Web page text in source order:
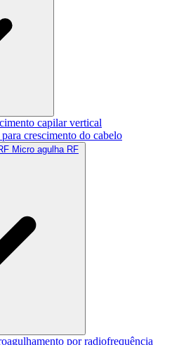
capilar vertical
crescimento do cabelo
Micro agulha RF
por radiofrequência